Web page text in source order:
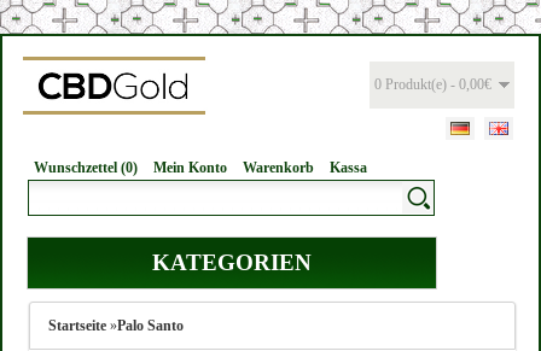
0 Produkt(e) - 0,00€
Wunschzettel (0) Mein Konto Warenkorb Kassa
KATEGORIEN
Startseite »Palo Santo